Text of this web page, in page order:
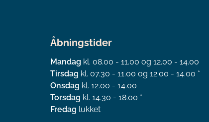
Åbningstider
Mandag kl. 08.00 - 11.00 og 12.00 - 14.00
Tirsdag kl. 07.30 - 11.00 og 12.00 - 14.00 *
Onsdag kl. 12.00 - 14.00
Torsdag kl. 14.30 - 18.00 *
Fredag lukket